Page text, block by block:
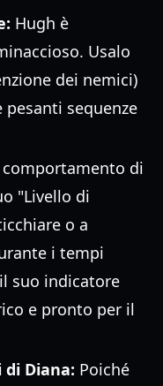
Hugh è
Usalo
dei nemici)
pesanti sequenze
di
"Livello di
o a
i tempi
suo indicatore
e pronto per il
Diana: Poiché